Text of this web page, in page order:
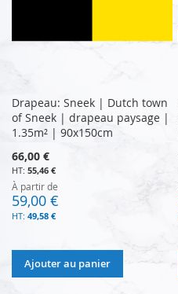
Drapeau: Sneek | Dutch town
of Sneek | drapeau paysage |
1.35m² | 90x150cm
66,00 €
55,46 €
À partir de
59,00 €
49,58 €
Ajouter au panier